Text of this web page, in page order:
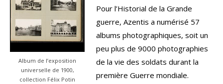
Album de l’exposition
universelle de 1900,
collection Félix Potin
Pour l’Historial de la Grande
guerre, Azentis a numérisé 57
albums photographiques, soit un
peu plus de 9000 photographies
de la vie des soldats durant la
première Guerre mondiale.